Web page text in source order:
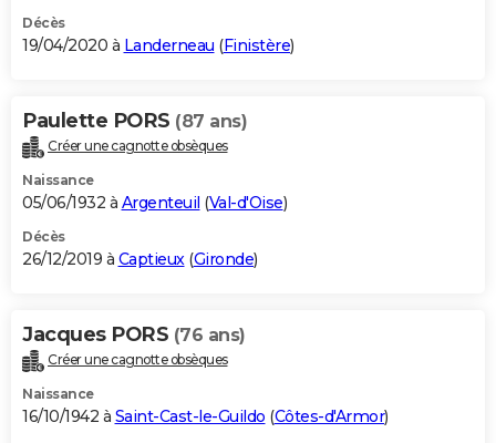
Décès
19/04/2020 à Landerneau (Finistère)
Paulette PORS (87 ans)
Créer une cagnotte obsèques
Naissance
05/06/1932 à Argenteuil (Val-d'Oise)
Décès
26/12/2019 à Captieux(Gironde)
Jacques PORS (76 ans)
Créer une cagnotte obsèques
Naissance
16/10/1942 à Saint-Cast-le-Guildo (Côtes-d'Armor)